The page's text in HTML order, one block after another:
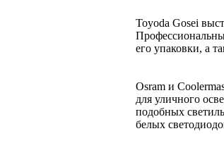
Toyoda Gosei
его упаковки, а
Osram и
для уличного
подобных
белых